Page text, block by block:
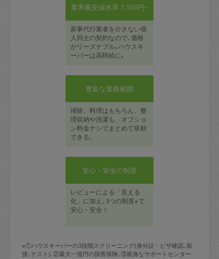
業界最安値水準 1,500円~
家事代行業者を介さない個
人同士の契約なので､価格
がリーズナブル｡ハウスキ
ーパーは高時給に｡
豊富な業務範囲
掃除、料理はもちろん、整
理収納や洗濯も、オプショ
ン料金ナシでまとめて依頼
できる。
安心・安全の制度
レビューによる「見える
化」に加え､3つの制度※で
安心・安全！
※①ハウスキーパーの3段階スクリーニング(身分証・ビザ確認､面
接､テスト)､②最大一億円の損害保険､③親身なサポートセンター